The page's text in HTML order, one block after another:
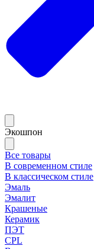
Экошпон
Все товары
В современном стиле
В классическом стиле
Эмаль
Эмалит
Крашеные
Керамик
ПЭТ
CPL